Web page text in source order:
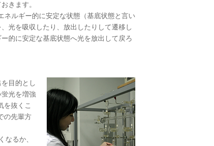
きます。
ネルギー的に安定な状態（基底状態と言い
光を吸収したり、放出したりして遷移し
的に安定な基底状態へ光を放出して戻ろ
目的とし
光を増強
を抜くこ
の先輩方
るか、